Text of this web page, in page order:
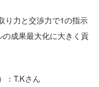
り力と交渉力で1の指示
成果最大化に大きく貢
：T.Kさん